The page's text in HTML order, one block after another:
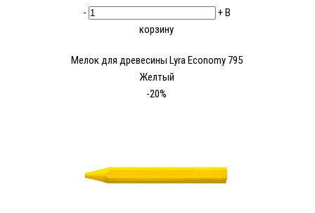
-
+В
корзину
Мелок для древесины Lyra Economy 795
Желтый
-20%